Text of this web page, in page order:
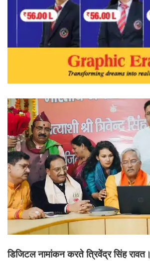
डिजिटल नामांकन करते त्रिवेंद्र सिंह रावत।